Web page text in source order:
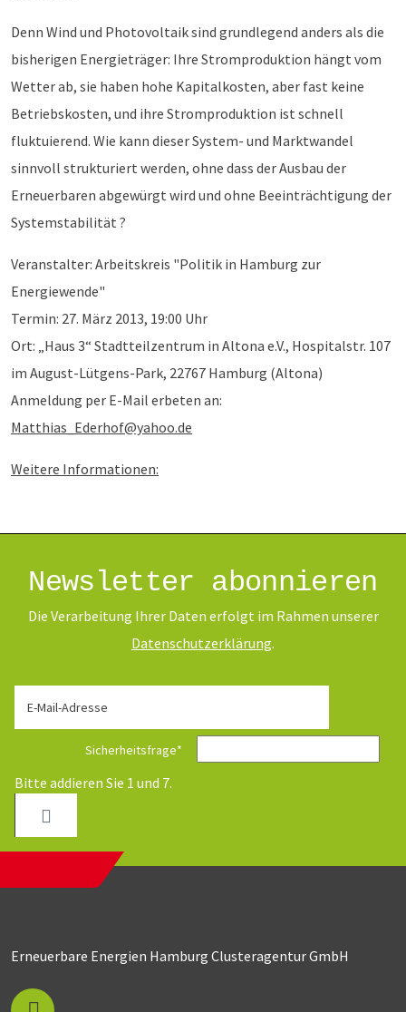
Denn Wind und Photovoltaik sind grundlegend anders als die
bisherigen Energieträger: Ihre Stromproduktion hängt vom
Wetter ab, sie haben hohe Kapitalkosten, aber fast keine
Betriebskosten, und ihre Stromproduktion ist schnell
fluktuierend. Wie kann dieser System- und Marktwandel
sinnvoll strukturiert werden, ohne dass der Ausbau der
Erneuerbaren abgewürgt wird und ohne Beeinträchtigung der
Systemstabilität ?
Veranstalter: Arbeitskreis "Politik in Hamburg zur
Energiewende"
Termin: 27. März 2013, 19:00 Uhr
Ort: „Haus 3“ Stadtteilzentrum in Altona e.V., Hospitalstr. 107
im August-Lütgens-Park, 22767 Hamburg (Altona)
Anmeldung per E-Mail erbeten an:
Matthias_Ederhof@yahoo.de
Weitere Informationen:
Newsletter abonnieren
Die Verarbeitung Ihrer Daten erfolgt im Rahmen unserer
Daten­schutz­erklärung.
E-Mail-Adresse
Sicherheitsfrage*
Bitte addieren Sie 1 und 7.
Erneuerbare Energien Hamburg Clusteragentur GmbH